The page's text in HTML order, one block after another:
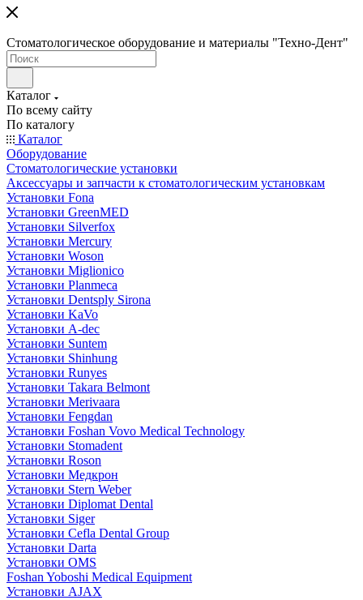
Стоматологическое оборудование и материалы "Техно-Дент"
Каталог
По всему сайту
По каталогу
Каталог
Оборудование
Стоматологические установки
Аксессуары и запчасти к стоматологическим установкам
Установки Fona
Установки GreenMED
Установки Silverfox
Установки Mercury
Установки Woson
Установки Miglionico
Установки Planmeca
Установки Dentsply Sirona
Установки KaVo
Установки A-dec
Установки Suntem
Установки Shinhung
Установки Runyes
Установки Takara Belmont
Установки Merivaara
Установки Fengdan
Установки Foshan Vovo Medical Technology
Установки Stomadent
Установки Roson
Установки Медкрон
Установки Stern Weber
Установки Diplomat Dental
Установки Siger
Установки Cefla Dental Group
Установки Darta
Установки OMS
Foshan Yoboshi Medical Equipment
Установки AJAX